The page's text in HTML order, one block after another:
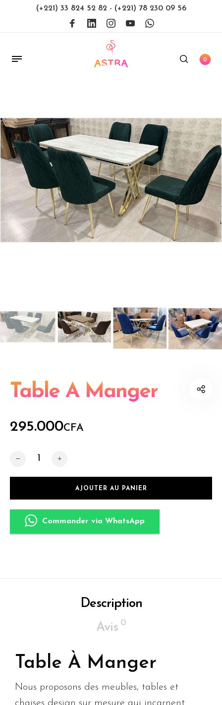
(+221) 33 824 52 82 - (+221) 78 230 09 56
0
Table À Manger
295.000CFA
quantité de Table À Manger
AJOUTER AU PANIER
Commander via WhatsApp
Description
Avis 0
Table À Manger
Nous proposons des meubles, tables et
chaises design sur mesure qui incarnent